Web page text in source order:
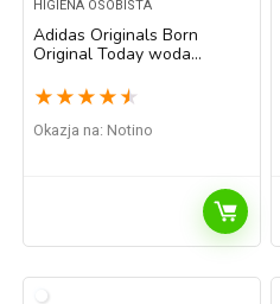
HIGIENA OSOBISTA
Adidas Originals Born
Original Today woda
★ ★ ★ ★ ★
Okazja na: Notino